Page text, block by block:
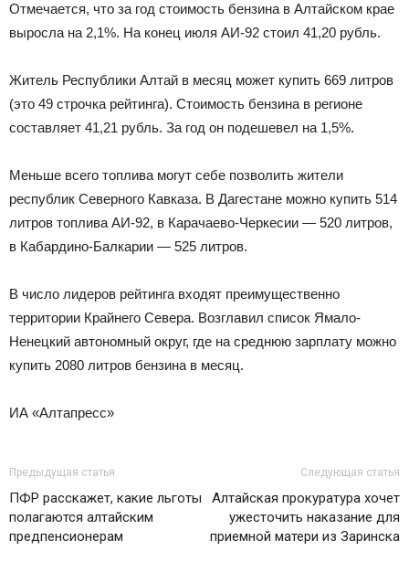
Отмечается, что за год стоимость бензина в Алтайском крае
выросла на 2,1%. На конец июля АИ-92 стоил 41,20 рубль.
Житель Республики Алтай в месяц может купить 669 литров
(это 49 строчка рейтинга). Стоимость бензина в регионе
составляет 41,21 рубль. За год он подешевел на 1,5%.
Меньше всего топлива могут себе позволить жители
республик Северного Кавказа. В Дагестане можно купить 514
литров топлива АИ-92, в Карачаево-Черкесии — 520 литров,
в Кабардино-Балкарии — 525 литров.
В число лидеров рейтинга входят преимущественно
территории Крайнего Севера. Возглавил список Ямало-
Ненецкий автономный округ, где на среднюю зарплату можно
купить 2080 литров бензина в месяц.
ИА «Алтапресс»
Предыдущая статья
ПФР расскажет, какие льготы
полагаются алтайским
предпенсионерам
Следующая статья
Алтайская прокуратура хочет
ужесточить наказание для
приемной матери из Заринска